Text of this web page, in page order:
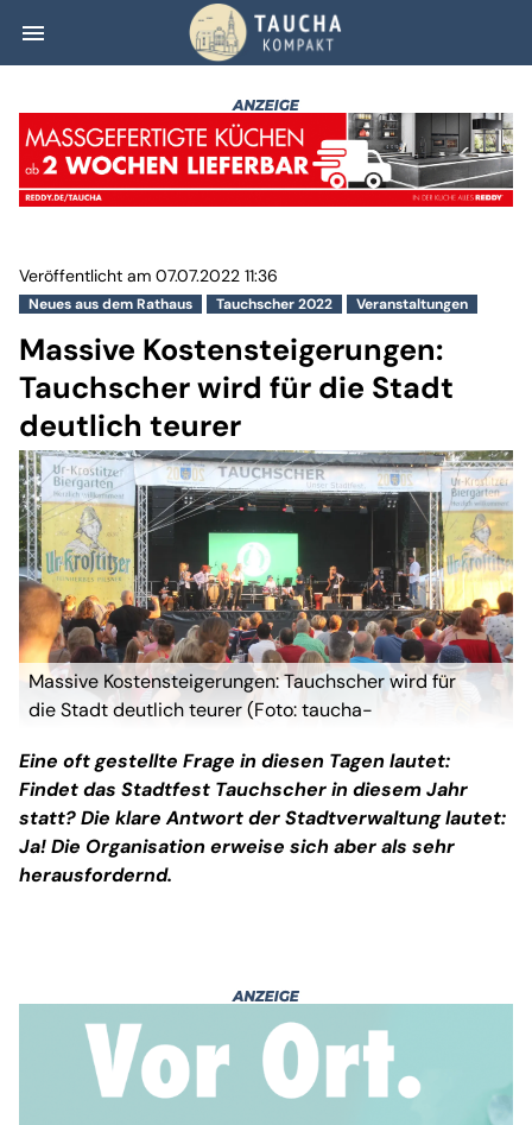
menu Massive
Neues aus dem Rathaus Tauchscher 2022 Veranstaltungen
Veröffentlicht am 07.07.2022 11:36
Massive Kostensteigerungen:
Tauchscher wird für die Stadt
deutlich teurer
Massive Kostensteigerungen: Tauchscher wird für
die Stadt deutlich teurer (Foto: taucha-
Eine oft gestellte Frage in diesen Tagen lautet:
Findet das Stadtfest Tauchscher in diesem Jahr
statt? Die klare Antwort der Stadtverwaltung lautet:
Ja! Die Organisation erweise sich aber als sehr
herausfordernd.